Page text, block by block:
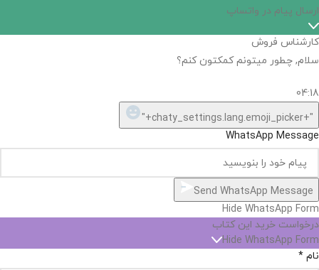
ارسال پیام در واتساپ
کارشناس فروش
سلام, چطور میتونم کمکتون کنم؟
04:18
"+chaty_settings.lang.emoji_picker+"
WhatsApp Message
Send WhatsApp Message
Hide WhatsApp Form
درخواست خرید این کتاب
Hide WhatsApp Form
نام *